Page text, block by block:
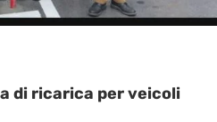
di ricarica per veicoli